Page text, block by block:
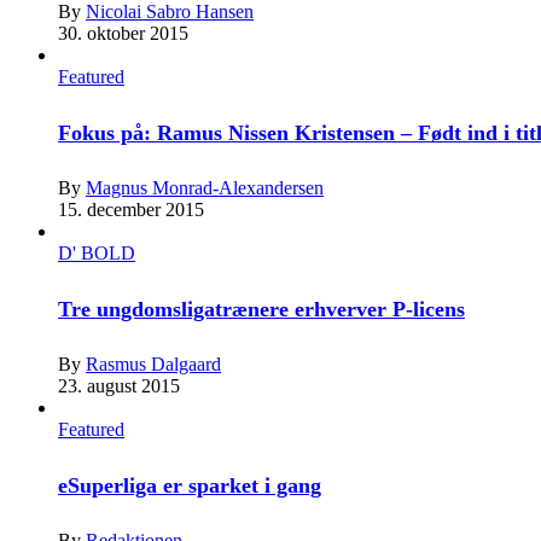
By Nicolai Sabro Hansen
30. oktober 2015
Featured
Fokus på: Ramus Nissen Kristensen – Født ind i
By Magnus Monrad-Alexandersen
15. december 2015
D' BOLD
Tre ungdomsligatrænere erhverver P-licens
By Rasmus Dalgaard
23. august 2015
Featured
eSuperliga er sparket i gang